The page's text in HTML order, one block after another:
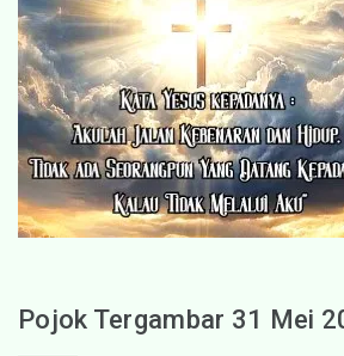
Pojok Tergambar 31 Mei